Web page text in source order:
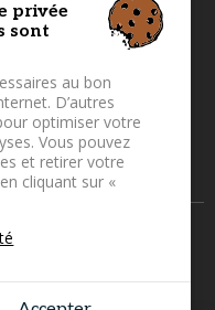
- Photos non
de sites Internet
privée
sont
au bon
D’autres
optimiser votre
Vous pouvez
et retirer votre
cliquant sur «